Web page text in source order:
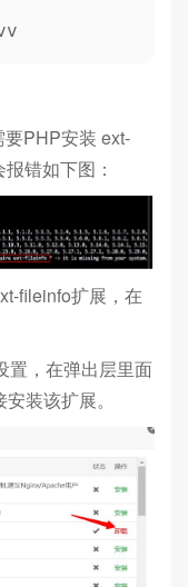
PHP安装 ext-
错如下图：
fileinfo扩展，在
置，在弹出层里面
装该扩展。